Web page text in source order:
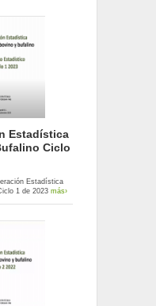
Estadística
Ciclo
Estadística
1 de 2023 más›